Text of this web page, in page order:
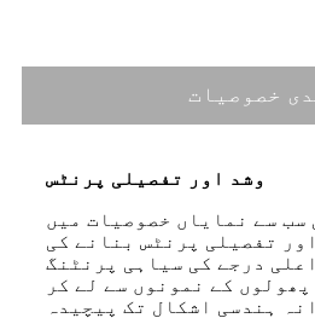
خصوصیات
وشد اور تفصیلی پرنٹس
سب سے نمایاں خصوصیات میں
تفصیلی پرنٹس بنانے کی
اعلی درجے کی سیاہی پرنٹنگ
کے نمونوں سے لے کر
ہندسی اشکال تک پیچیدہ